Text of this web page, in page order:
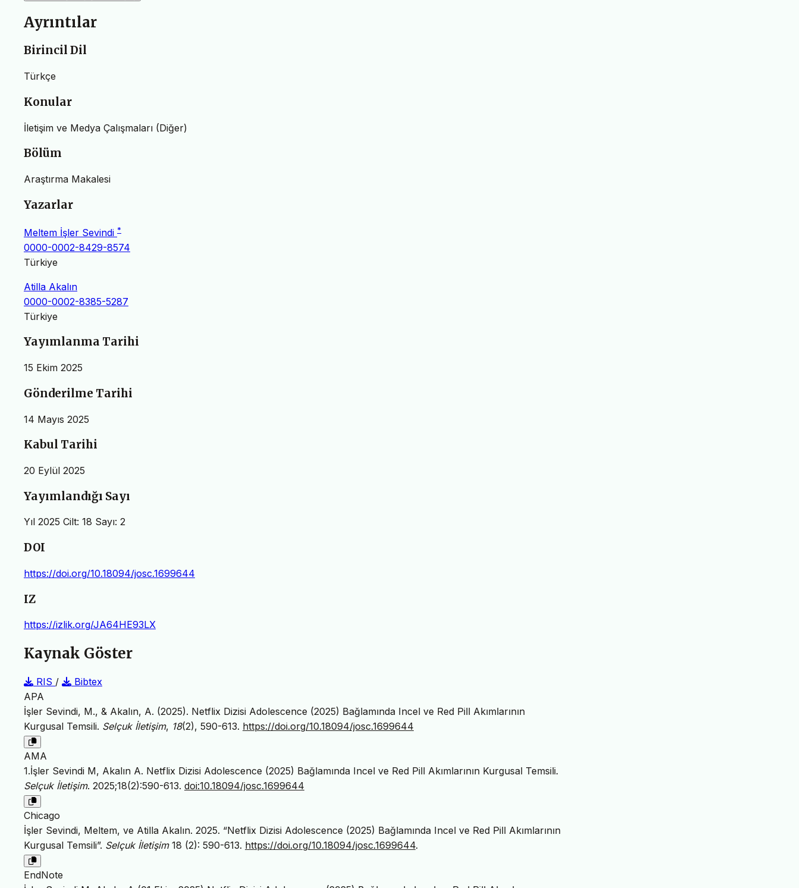
Ayrıntılar
Birincil Dil
Türkçe
Konular
İletişim ve Medya Çalışmaları (Diğer)
Bölüm
Araştırma Makalesi
Yazarlar
Meltem İşler Sevindi *
0000-0002-8429-8574
Türkiye
Atilla Akalın
0000-0002-8385-5287
Türkiye
Yayımlanma Tarihi
15 Ekim 2025
Gönderilme Tarihi
14 Mayıs 2025
Kabul Tarihi
20 Eylül 2025
Yayımlandığı Sayı
Yıl 2025 Cilt: 18 Sayı: 2
DOI
https://doi.org/10.18094/josc.1699644
IZ
https://izlik.org/JA64HE93LX
Kaynak Göster
RIS /
Bibtex
APA
İşler Sevindi, M., & Akalın, A. (2025). Netflix Dizisi Adolescence (2025) Bağlamında Incel ve Red Pill Akımlarının
Kurgusal Temsili. Selçuk İletişim, 18(2), 590-613. https://doi.org/10.18094/josc.1699644
AMA
1.İşler Sevindi M, Akalın A. Netflix Dizisi Adolescence (2025) Bağlamında Incel ve Red Pill Akımlarının Kurgusal Temsili.
Selçuk İletişim. 2025;18(2):590-613. doi:10.18094/josc.1699644
Chicago
İşler Sevindi, Meltem, ve Atilla Akalın. 2025. “Netflix Dizisi Adolescence (2025) Bağlamında Incel ve Red Pill Akımlarının
Kurgusal Temsili”. Selçuk İletişim18 (2): 590-613. https://doi.org/10.18094/josc.1699644.
EndNote